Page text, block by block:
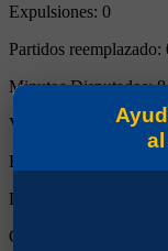
Expulsiones: 0
Partidos reemplazado:
Minutos Disputados:8
Victorias:
Empates:
Derrotas:
Goles de Boca: